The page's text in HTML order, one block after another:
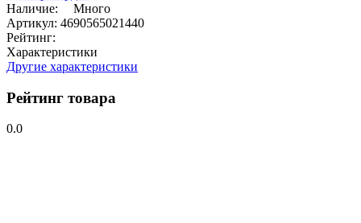
Наличие:
Много
Артикул: 4690565021440
Рейтинг:
Характеристики
Другие характеристики
Рейтинг товара
0.0